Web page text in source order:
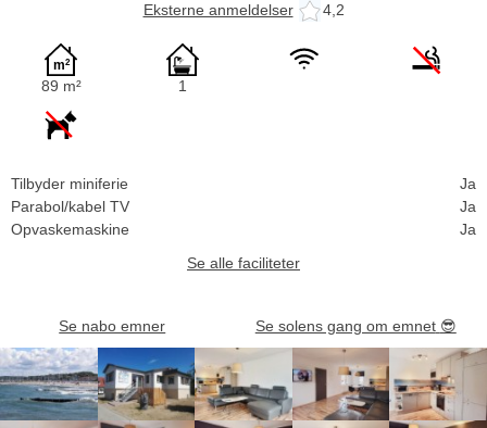
Eksterne anmeldelser 4,2
89 m² 1
Tilbyder miniferie
Ja
Parabol/kabel TV
Ja
Opvaskemaskine
Ja
Se alle faciliteter
Se nabo emner Se solens gang om emnet 😎